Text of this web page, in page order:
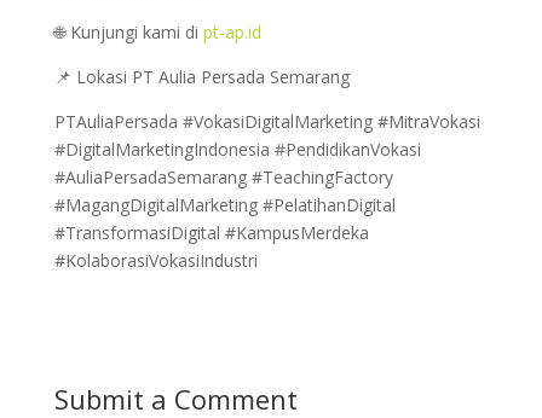
🌐 Kunjungi kami di pt-ap.id
📌 Lokasi PT Aulia Persada Semarang
PTAuliaPersada #VokasiDigitalMarketing #MitraVokasi
#DigitalMarketingIndonesia #PendidikanVokasi
#AuliaPersadaSemarang #TeachingFactory
#MagangDigitalMarketing #PelatihanDigital
#TransformasiDigital #KampusMerdeka
#KolaborasiVokasiIndustri
Submit a Comment